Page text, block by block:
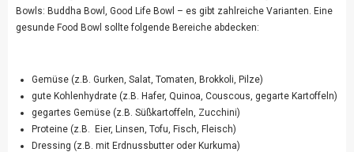
Bowls: Buddha Bowl, Good Life Bowl – es gibt zahlreiche Varianten. Eine
gesunde Food Bowl sollte folgende Bereiche abdecken:
Gemüse (z.B. Gurken, Salat, Tomaten, Brokkoli, Pilze)
gute Kohlenhydrate (z.B. Hafer, Quinoa, Couscous, gegarte Kartoffeln)
gegartes Gemüse (z.B. Süßkartoffeln, Zucchini)
Proteine (z.B. Eier, Linsen, Tofu, Fisch, Fleisch)
Dressing (z.B. mit Erdnussbutter oder Kurkuma)